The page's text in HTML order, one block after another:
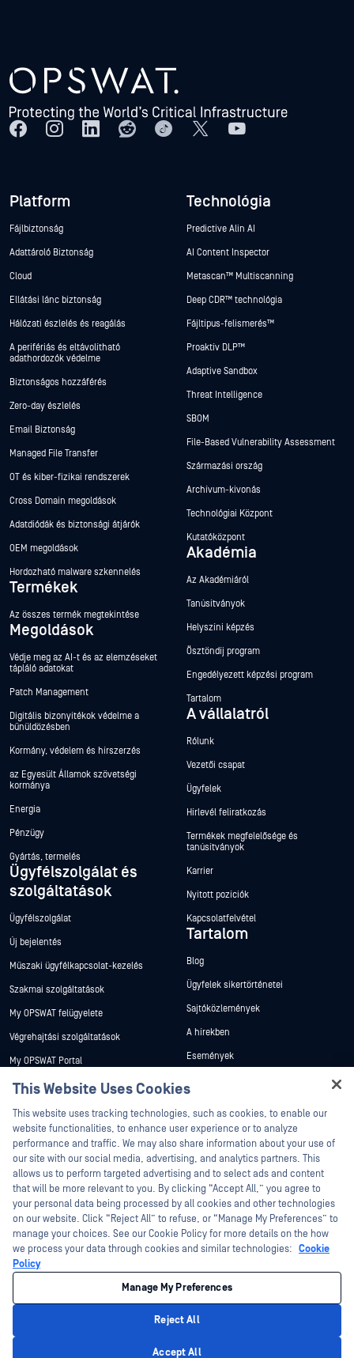
Platform
Fájlbiztonság
Adattároló Biztonság
Cloud
Ellátási lánc biztonság
Hálózati észlelés és reagálás
A perifériás és eltávolítható
adathordozók védelme
Biztonságos hozzáférés
Zero-day észlelés
Email Biztonság
Managed File Transfer
OT és kiber-fizikai rendszerek
Cross Domain megoldások
Adatdiódák és biztonsági átjárók
OEM megoldások
Hordozható malware szkennelés
Termékek
Az összes termék megtekintése
Megoldások
Védje meg az AI-t és az elemzéseket
tápláló adatokat
Patch Management
Digitális bizonyítékok védelme a
bűnüldözésben
Kormány, védelem és hírszerzés
az Egyesült Államok szövetségi
kormánya
Energia
Pénzügy
Gyártás, termelés
Ügyfélszolgálat és
szolgáltatások
Ügyfélszolgálat
Új bejelentés
Műszaki ügyfélkapcsolat-kezelés
Szakmai szolgáltatások
My OPSWAT felügyelete
Végrehajtási szolgáltatások
My OPSWAT Portal
Műszaki dokumentáció
Képzések
Biztonsági sebezhetőségi program
Partnerek
Tanúsítvány
Technológiai partnerek
Channel partner program
Technológia
Predictive Alin AI
AI Content Inspector
Metascan™ Multiscanning
Deep CDR™ technológia
Fájltípus-felismerés™
Proaktív DLP™
Adaptive Sandbox
Threat Intelligence
SBOM
File-Based Vulnerability Assessment
Származási ország
Archívum-kivonás
Technológiai Központ
Kutatóközpont
Akadémia
Az Akadémiáról
Tanúsítványok
Helyszíni képzés
Ösztöndíj program
Engedélyezett képzési program
Tartalom
A vállalatról
Rólunk
Vezetői csapat
Ügyfelek
Hírlevél feliratkozás
Termékek megfelelősége és
tanúsítványok
Karrier
Nyitott pozíciók
Kapcsolatfelvétel
Tartalom
Blog
Ügyfelek sikertörténetei
Sajtóközlemények
A hírekben
Események
Fehér könyvek
©2026 OPSWAT . Minden jog fenntartva. OPSWAT, MetaDefender, Metascan,
MetaAccess, az OPSWAT , Trust no File. Trust No Device., OPSWAT , Protecting the
World's Critical Infrastructure, Deep CDR™ Technology, InQuest, az InQuest logó,
DFI, RetroHunt, Deep File Inspection és Join the Hunt az OPSWAT védjegyei. A
harmadik felek védjegyei a megfelelő tulajdonosok tulajdonát képezik.
Cookie beállítások kezelése
This Website Uses Cookies
This website uses tracking technologies, such as cookies, to enable our
website functionalities, to enhance user experience or to analyze
performance and traffic. We may also share information about your use of
our site with our social media, advertising, and analytics partners. This
allows us to perform targeted advertising and to select ads and content
that will be more relevant to you. By clicking “Accept All,” you agree to
your personal data being processed by all cookies and other technologies
on our website. Click “Reject All” to refuse, or “Manage My Preferences” to
manage your choices. See our Cookie Policy for more details on the how
we process your data through cookies and similar technologies: Cookie
Policy
Manage My Preferences
Reject All
Accept All
Hey there!
I'm Ozzy, your OPSWAT virtual assistant.
How can I help you secure what's critical
today?